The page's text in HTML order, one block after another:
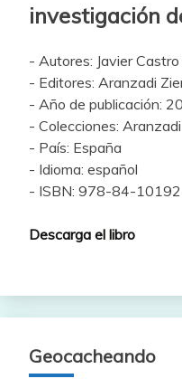
investigación
- Autores: Javier
- Editores: Aranzadi
- Año de publicación:
- Colecciones:
- País: España
- Idioma: español
- ISBN: 978-84-
Descarga el libro
Geocacheando